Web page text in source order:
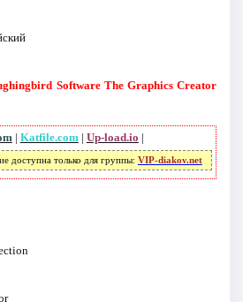
Software The Graphics Creator
| Katfile.com | Up-load.io |
доступна только для группы: VIP-diakov.net